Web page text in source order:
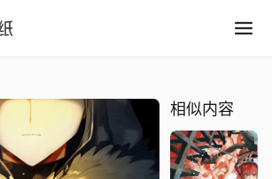
相似内容